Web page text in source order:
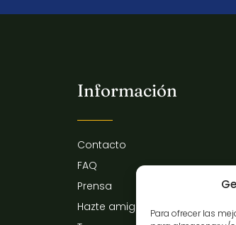
Para ofrecer las
Información
Contacto
FAQ
Prensa
Hazte amigo del museo